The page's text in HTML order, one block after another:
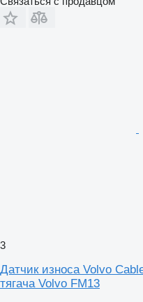
3
Датчик износа Volvo
тягача Volvo FM13